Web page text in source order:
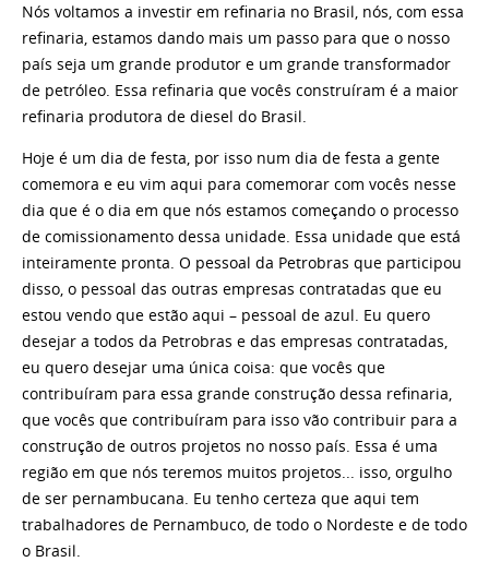
Nós voltamos a investir em refinaria no Brasil, nós, com essa
refinaria, estamos dando mais um passo para que o nosso
país seja um grande produtor e um grande transformador
de petróleo. Essa refinaria que vocês construíram é a maior
refinaria produtora de diesel do Brasil.
Hoje é um dia de festa, por isso num dia de festa a gente
comemora e eu vim aqui para comemorar com vocês nesse
dia que é o dia em que nós estamos começando o processo
de comissionamento dessa unidade. Essa unidade que está
inteiramente pronta. O pessoal da Petrobras que participou
disso, o pessoal das outras empresas contratadas que eu
estou vendo que estão aqui – pessoal de azul. Eu quero
desejar a todos da Petrobras e das empresas contratadas,
eu quero desejar uma única coisa: que vocês que
contribuíram para essa grande construção dessa refinaria,
que vocês que contribuíram para isso vão contribuir para a
construção de outros projetos no nosso país. Essa é uma
região em que nós teremos muitos projetos... isso, orgulho
de ser pernambucana. Eu tenho certeza que aqui tem
trabalhadores de Pernambuco, de todo o Nordeste e de todo
o Brasil.